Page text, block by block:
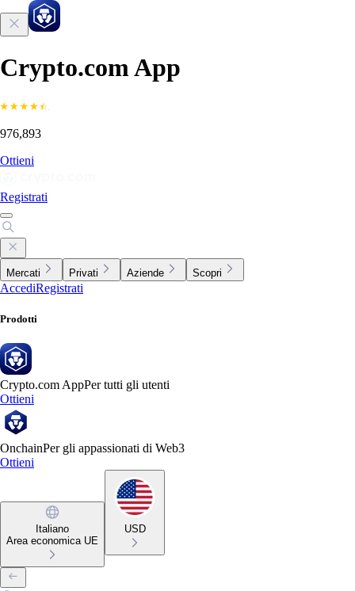
Crypto.com App
976,893
Ottieni
Registrati
Mercati Privati Aziende Scopri
AccediRegistrati
Prodotti
Crypto.com AppPer tutti gli utenti
Ottieni
OnchainPer gli appassionati di Web3
Ottieni
Italiano
Area economica UE
USD